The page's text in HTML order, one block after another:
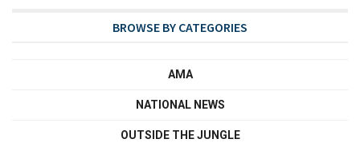
BROWSE BY CATEGORIES
AMA
NATIONAL NEWS
OUTSIDE THE JUNGLE